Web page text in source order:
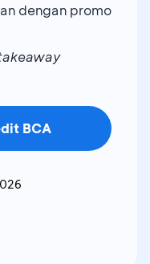
dengan promo
BCA